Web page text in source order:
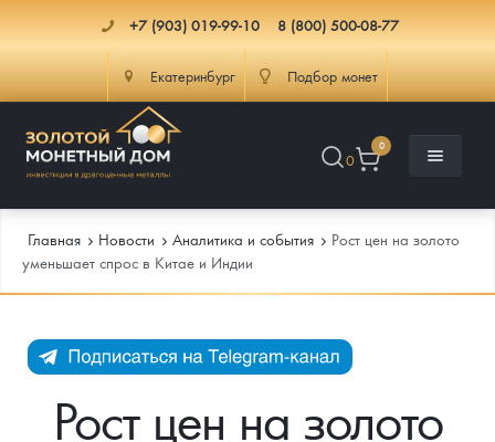
+7 (903) 019-99-10 8 (800) 500-08-77
Екатеринбург Подбор монет
0
0
Каталог Монет
Инвестиционные монеты
Инфо
Как сделать заказ
Доставка
Главная Новости Аналитика и события
Рост цен на золото
уменьшает спрос в Китае и Индии
Рост цен на золото